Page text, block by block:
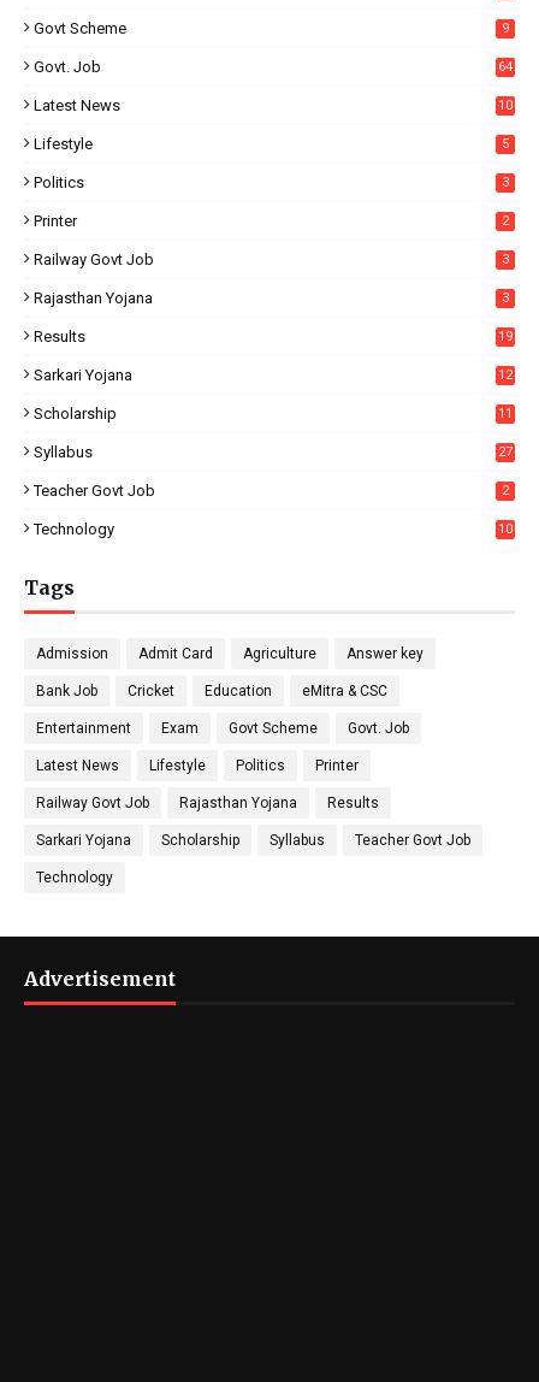
Govt Scheme 9
Govt. Job 64
Latest News 10
Lifestyle 5
Politics 3
Printer 2
Railway Govt Job 3
Rajasthan Yojana 3
Results 19
Sarkari Yojana 12
Scholarship 11
Syllabus 27
Teacher Govt Job 2
Technology 10
Tags
Admission Admit Card Agriculture Answer key
Bank Job Cricket Education eMitra & CSC
Entertainment Exam Govt Scheme Govt. Job
Latest News Lifestyle Politics Printer
Railway Govt Job Rajasthan Yojana Results
Sarkari Yojana Scholarship Syllabus Teacher Govt Job
Technology
Advertisement